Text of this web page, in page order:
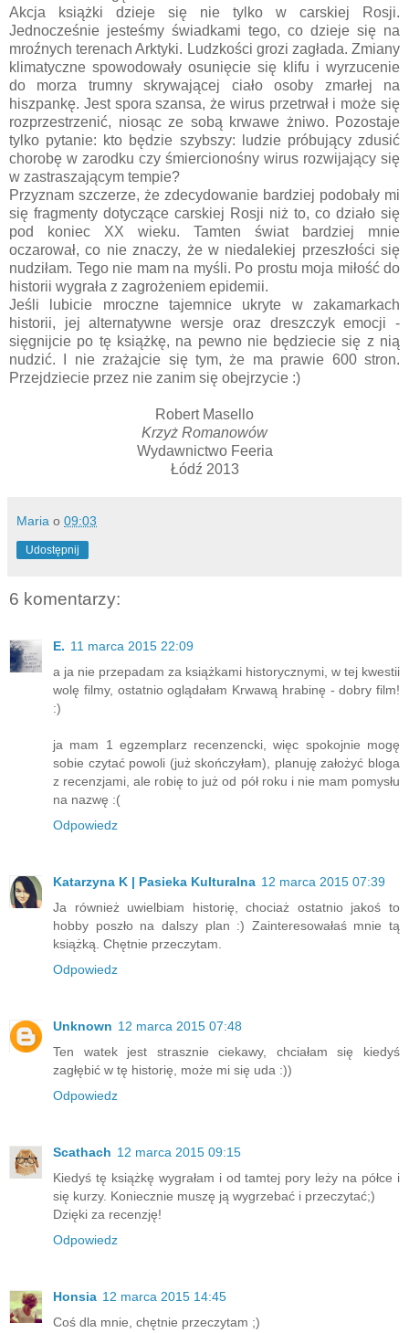
Akcja książki dzieje się nie tylko w carskiej Rosji.
Jednocześnie jesteśmy świadkami tego, co dzieje się na
mroźnych terenach Arktyki. Ludzkości grozi zagłada. Zmiany
klimatyczne spowodowały osunięcie się klifu i wyrzucenie
do morza trumny skrywającej ciało osoby zmarłej na
hiszpankę. Jest spora szansa, że wirus przetrwał i może się
rozprzestrzenić, niosąc ze sobą krwawe żniwo. Pozostaje
tylko pytanie: kto będzie szybszy: ludzie próbujący zdusić
chorobę w zarodku czy śmiercionośny wirus rozwijający się
w zastraszającym tempie?
Przyznam szczerze, że zdecydowanie bardziej podobały mi
się fragmenty dotyczące carskiej Rosji niż to, co działo się
pod koniec XX wieku. Tamten świat bardziej mnie
oczarował, co nie znaczy, że w niedalekiej przeszłości się
nudziłam. Tego nie mam na myśli. Po prostu moja miłość do
historii wygrała z zagrożeniem epidemii.
Jeśli lubicie mroczne tajemnice ukryte w zakamarkach
historii, jej alternatywne wersje oraz dreszczyk emocji -
sięgnijcie po tę książkę, na pewno nie będziecie się z nią
nudzić. I nie zrażajcie się tym, że ma prawie 600 stron.
Przejdziecie przez nie zanim się obejrzycie :)
Robert Masello
Krzyż Romanowów
Wydawnictwo Feeria
Łódź 2013
Maria o 09:03
Udostępnij
6 komentarzy:
E. 11 marca 2015 22:09
a ja nie przepadam za książkami historycznymi, w tej kwestii
wolę filmy, ostatnio oglądałam Krwawą hrabinę - dobry film!
:)
ja mam 1 egzemplarz recenzencki, więc spokojnie mogę
sobie czytać powoli (już skończyłam), planuję założyć bloga
z recenzjami, ale robię to już od pół roku i nie mam pomysłu
na nazwę :(
Odpowiedz
Katarzyna K | Pasieka Kulturalna 12 marca 2015 07:39
Ja również uwielbiam historię, chociaż ostatnio jakoś to
hobby poszło na dalszy plan :) Zainteresowałaś mnie tą
książką. Chętnie przeczytam.
Odpowiedz
Unknown 12 marca 2015 07:48
Ten watek jest strasznie ciekawy, chciałam się kiedyś
zagłębić w tę historię, może mi się uda :))
Odpowiedz
Scathach 12 marca 2015 09:15
Kiedyś tę książkę wygrałam i od tamtej pory leży na półce i
się kurzy. Koniecznie muszę ją wygrzebać i przeczytać;)
Dzięki za recenzję!
Odpowiedz
Honsia 12 marca 2015 14:45
Coś dla mnie, chętnie przeczytam ;)